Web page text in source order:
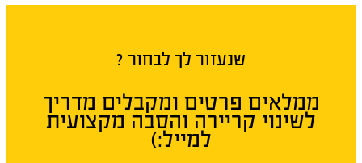
שנעזור לך לבחור ?
ממלאים פרטים ומקבלים מדריך
לשינוי קריירה והסבה מקצועית
למייל:)